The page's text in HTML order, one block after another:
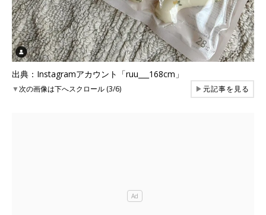
出典：Instagramアカウント「ruu___168cm」
▼次の画像は下へスクロール (3/6) ▶元記事を見る